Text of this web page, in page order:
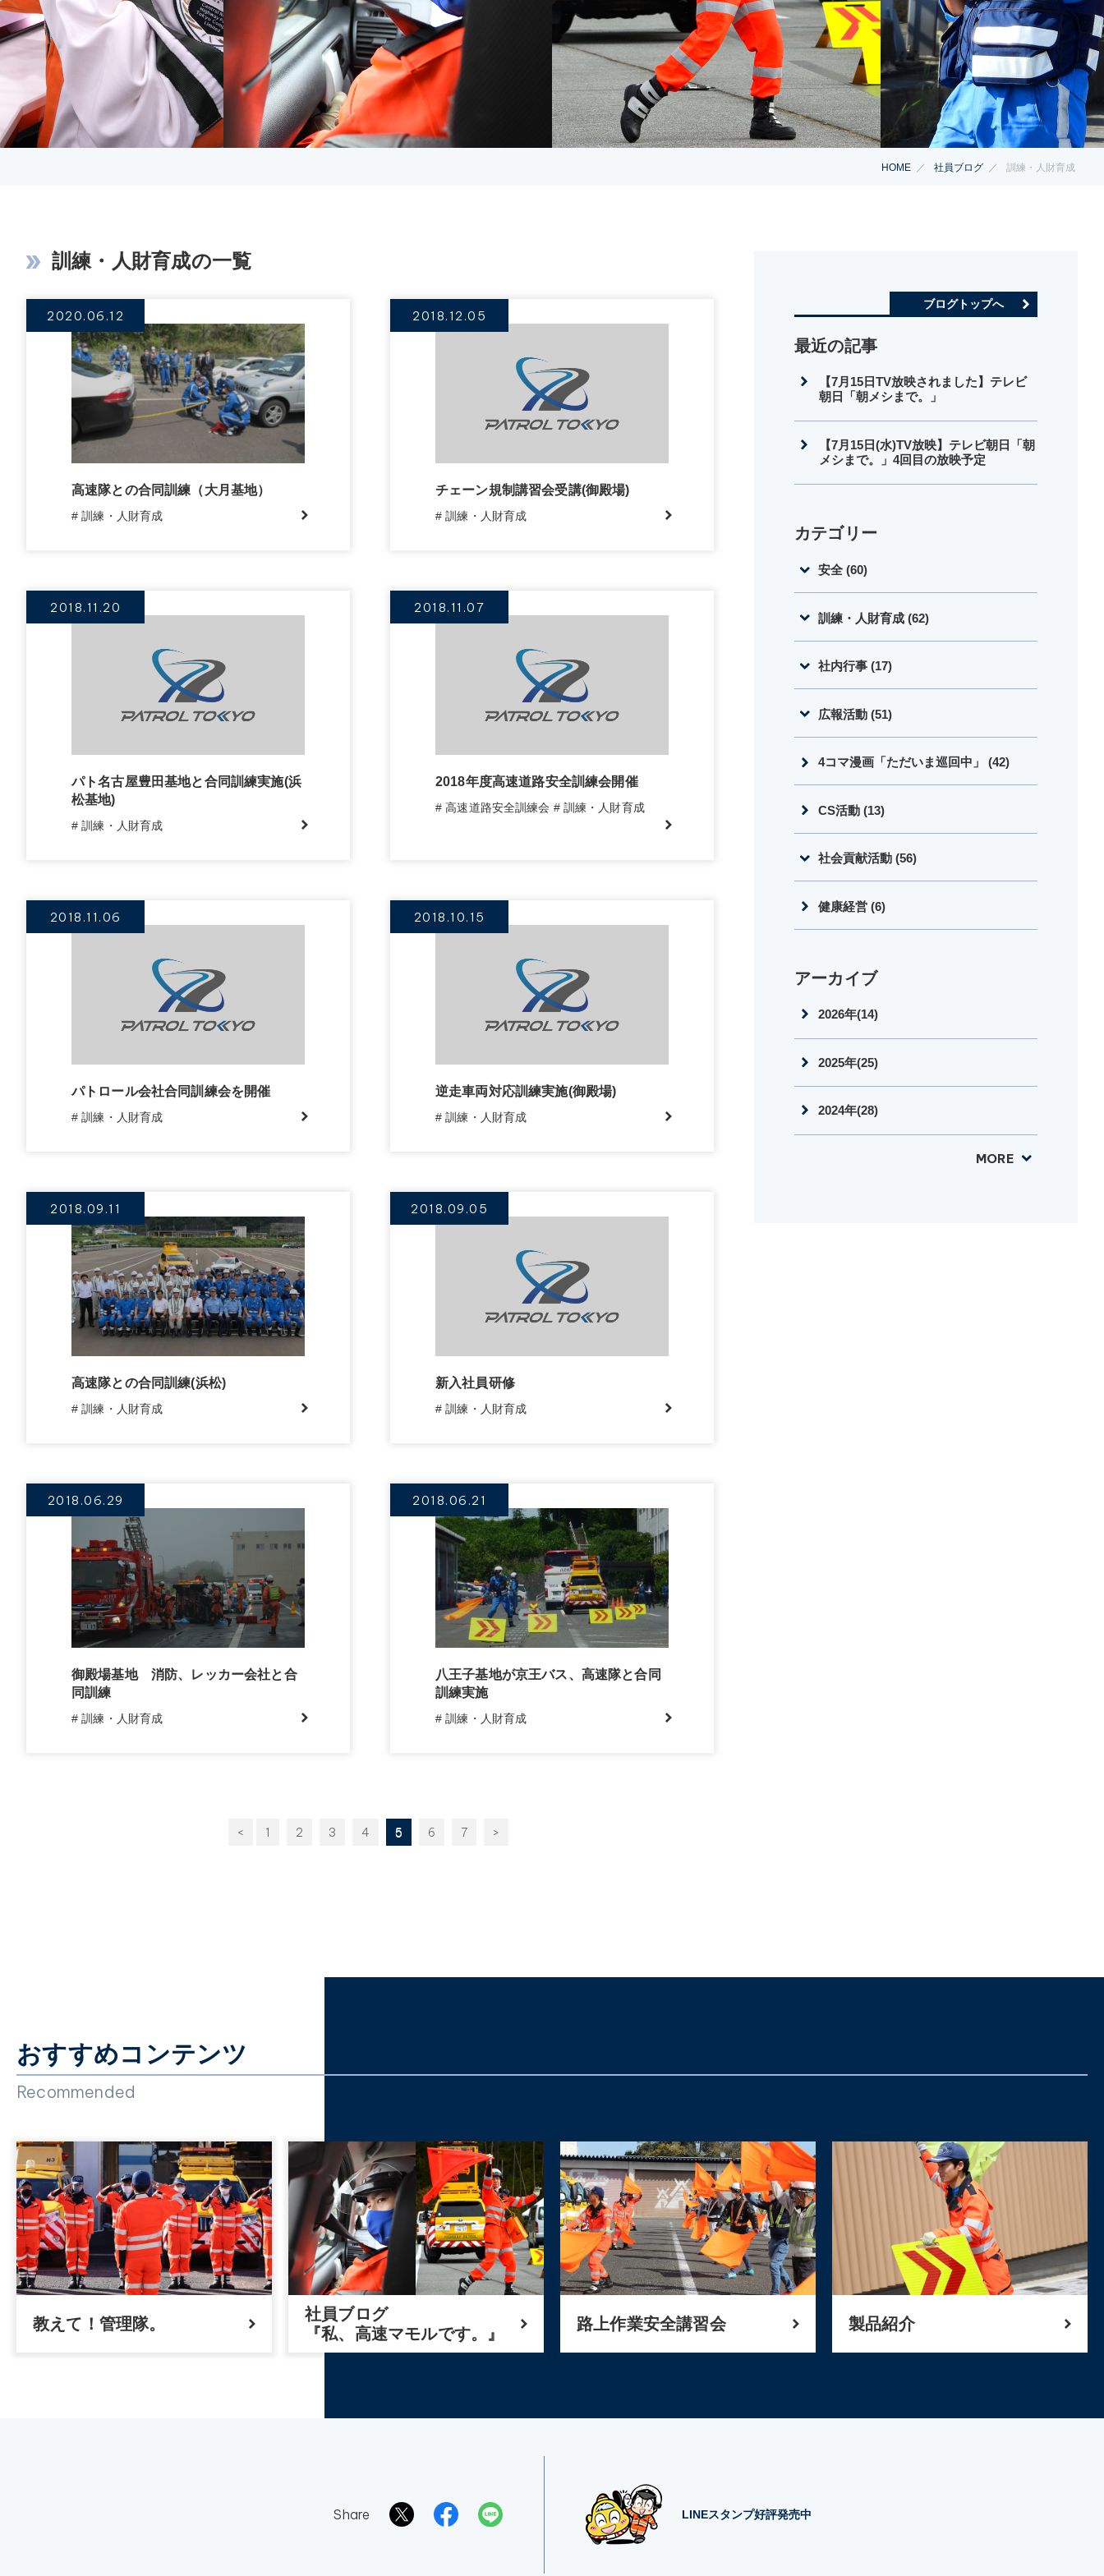
HOME 社員ブログ 訓練・人財育成
訓練・人財育成の一覧
2020.06.12
高速隊との合同訓練（大月基地）
# 訓練・人財育成
2018.12.05
チェーン規制講習会受講(御殿場)
# 訓練・人財育成
2018.11.20
パト名古屋豊田基地と合同訓練実施(浜
松基地)
# 訓練・人財育成
2018.11.07
2018年度高速道路安全訓練会開催
# 高速道路安全訓練会 # 訓練・人財育成
2018.11.06
パトロール会社合同訓練会を開催
# 訓練・人財育成
2018.10.15
逆走車両対応訓練実施(御殿場)
# 訓練・人財育成
2018.09.11
高速隊との合同訓練(浜松)
# 訓練・人財育成
2018.09.05
新入社員研修
# 訓練・人財育成
2018.06.29
御殿場基地 消防、レッカー会社と合
同訓練
# 訓練・人財育成
2018.06.21
八王子基地が京王バス、高速隊と合同
訓練実施
# 訓練・人財育成
< 1 2 3 4 5 6 7 >
ブログトップへ
最近の記事
【7月15日TV放映されました】テレビ
朝日「朝メシまで。」
【7月15日(水)TV放映】テレビ朝日「朝
メシまで。」4回目の放映予定
カテゴリー
安全 (60)
訓練・人財育成 (62)
社内行事 (17)
広報活動 (51)
4コマ漫画「ただいま巡回中」 (42)
CS活動 (13)
社会貢献活動 (56)
健康経営 (6)
アーカイブ
2026年(14)
2025年(25)
2024年(28)
MORE
おすすめコンテンツ
Recommended
教えて！管理隊。
社員ブログ
『私、高速マモルです。』
路上作業安全講習会 製品紹介
Share LINEスタンプ好評発売中